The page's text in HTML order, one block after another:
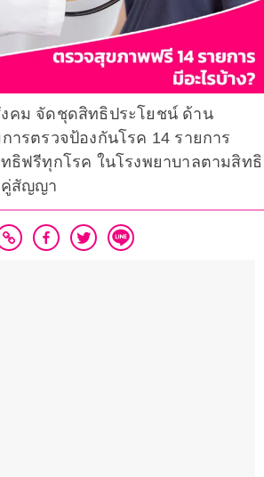
คม จัดชุดสิทธิประโยชน์ ด้าน
ารตรวจป้องกันโรค 14 รายการ
ธิฟรีทุกโรค ในโรงพยาบาลตามสิทธิ
คู่สัญญา